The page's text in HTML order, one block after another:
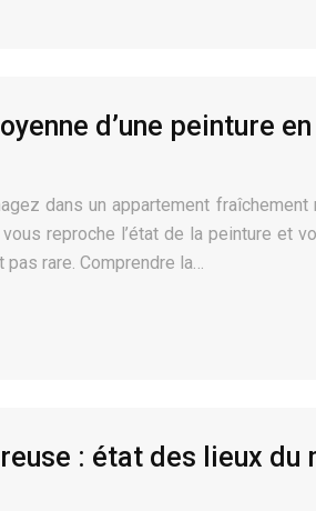
d’une peinture
dans un appartement
reproche l’état de la peinture et
pas rare. Comprendre la…
: état des lieux du